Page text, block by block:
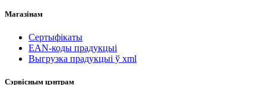
Магазінам
Сертыфікаты
EAN-коды прадукцыі
Выгрузка прадукцыі ў xml
Сэрвісным цэнтрам